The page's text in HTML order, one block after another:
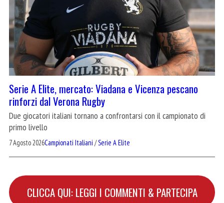
Serie A Elite, mercato: Viadana e Vicenza pescano
rinforzi dal Verona Rugby
Due giocatori italiani tornano a confrontarsi con il campionato di
primo livello
7 Agosto 2026Campionati Italiani /Serie A Elite
CLICCA QUI: LEGGI I COMMENTI & PARTECIPA